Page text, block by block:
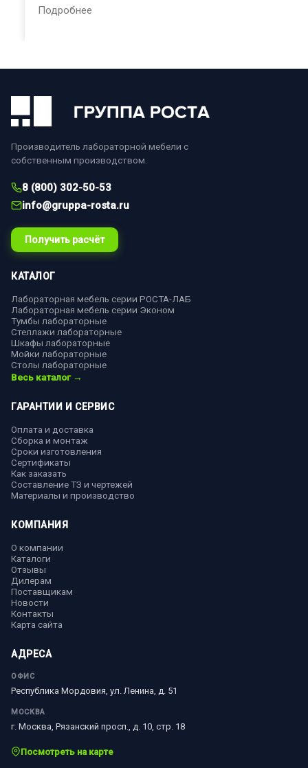
Подробнее
Производитель лабораторной мебели с
собственным производством.
8 (800) 302-50-53
info@gruppa-rosta.ru
Получить расчёт
КАТАЛОГ
Лабораторная мебель серии РОСТА-ЛАБ
Лабораторная мебель серии Эконом
Тумбы лабораторные
Стеллажи лабораторные
Шкафы лабораторные
Мойки лабораторные
Столы лабораторные
Весь каталог →
ГАРАНТИИ И СЕРВИС
Оплата и доставка
Сборка и монтаж
Сроки изготовления
Сертификаты
Как заказать
Составление ТЗ и чертежей
Материалы и производство
КОМПАНИЯ
О компании
Каталоги
Отзывы
Дилерам
Поставщикам
Новости
Контакты
Карта сайта
АДРЕСА
ОФИС
Республика Мордовия, ул. Ленина, д. 51
МОСКВА
г. Москва, Рязанский просп., д. 10, стр. 18
Посмотреть на карте